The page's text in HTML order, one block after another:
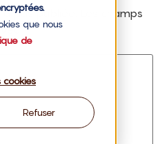
que nous
de
cookies
Refuser
pas publiée.
Les champs
*